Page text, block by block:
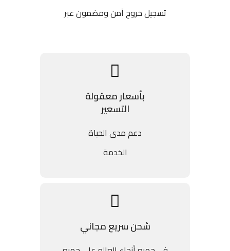
تسجيل خروج آمن ومضمون عبر
بأسعار معقولة
التسعير
دعم مدى الحياة
الخدمة
شحن سريع مجاني